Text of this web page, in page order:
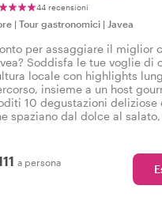
44 recensioni
| Tour gastronomici | Javea
per assaggiare il miglior
Soddisfa le tue voglie di
locale con highlights
insieme a un host
10 degustazioni deliziose
spaziano dal dolce al
a persona